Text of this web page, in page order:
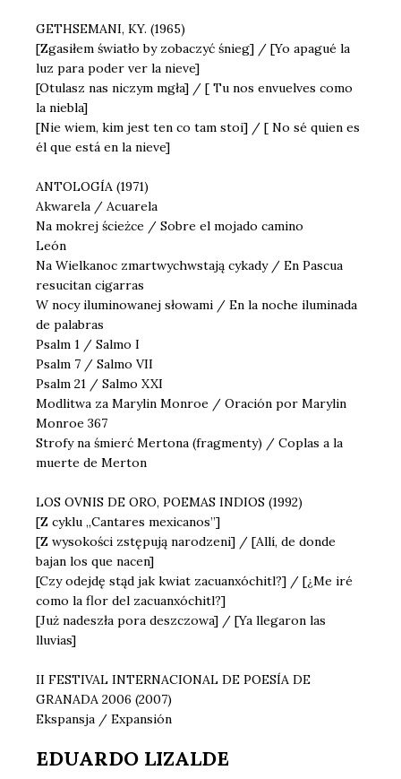
GETHSEMANI, KY. (1965)
[Zgasiłem światło by zobaczyć śnieg] / [Yo apagué la
luz para poder ver la nieve]
[Otulasz nas niczym mgła] / [ Tu nos envuelves como
la niebla]
[Nie wiem, kim jest ten co tam stoi] / [ No sé quien es
él que está en la nieve]
ANTOLOGÍA (1971)
Akwarela / Acuarela
Na mokrej ścieżce / Sobre el mojado camino
León
Na Wielkanoc zmartwychwstają cykady / En Pascua
resucitan cigarras
W nocy iluminowanej słowami / En la noche iluminada
de palabras
Psalm 1 / Salmo I
Psalm 7 / Salmo VII
Psalm 21 / Salmo XXI
Modlitwa za Marylin Monroe / Oración por Marylin
Monroe 367
Strofy na śmierć Mertona (fragmenty) / Coplas a la
muerte de Merton
LOS OVNIS DE ORO, POEMAS INDIOS (1992)
[Z cyklu „Cantares mexicanos”]
[Z wysokości zstępują narodzeni] / [Allí, de donde
bajan los que nacen]
[Czy odejdę stąd jak kwiat zacuanxóchitl?] / [¿Me iré
como la flor del zacuanxóchitl?]
[Już nadeszła pora deszczowa] / [Ya llegaron las
lluvias]
II FESTIVAL INTERNACIONAL DE POESÍA DE
GRANADA 2006 (2007)
Ekspansja / Expansión
EDUARDO LIZALDE